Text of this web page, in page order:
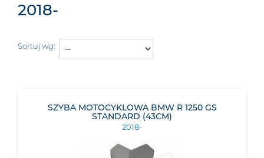
2018-
Sortuj wg:
SZYBA MOTOCYKLOWA BMW R 1250 GS
STANDARD (43CM)
2018-